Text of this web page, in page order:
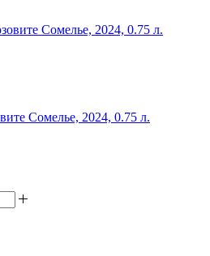
Сомелье, 2024, 0.75 л.